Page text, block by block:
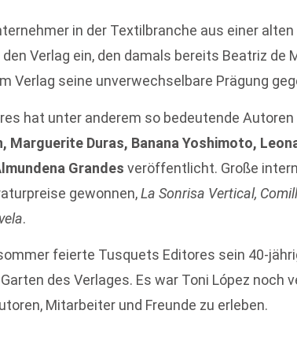
in der Textilbranche aus einer
Verlag ein, den damals bereits Beatriz de
Verlag seine unverwechselbare Prägung
hat unter anderem so bedeutende Autoren
Marguerite Duras, Banana Yoshimoto,
Grandes veröffentlicht. Große
gewonnen,La Sonrisa Vertical,
.
feierte Tusquets Editores sein 40-
des Verlages. Es war Toni López noch
Mitarbeiter und Freunde zu erleben.